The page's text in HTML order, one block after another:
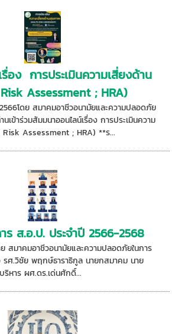
ง การประเมินความเสี่ยงด้าน
Assessment ; HRA)
โดย สมาคมอาชีวอนามัยและความปลอดภัย
เข้าร่วมสัมมนาออนไลน์เรื่อง การประเมินความ
Assessment ; HRA) **ร...
ร ส.อ.ป. ประจำปี 2566-2568
สมาคมอาชีวอนามัยและความปลอดภัยในการ
ศ.วิชัย พฤกษ์ธาราธิกูล นายกสมาคม นาย
หาร ผศ.ดร.เด่นศักดิ์...